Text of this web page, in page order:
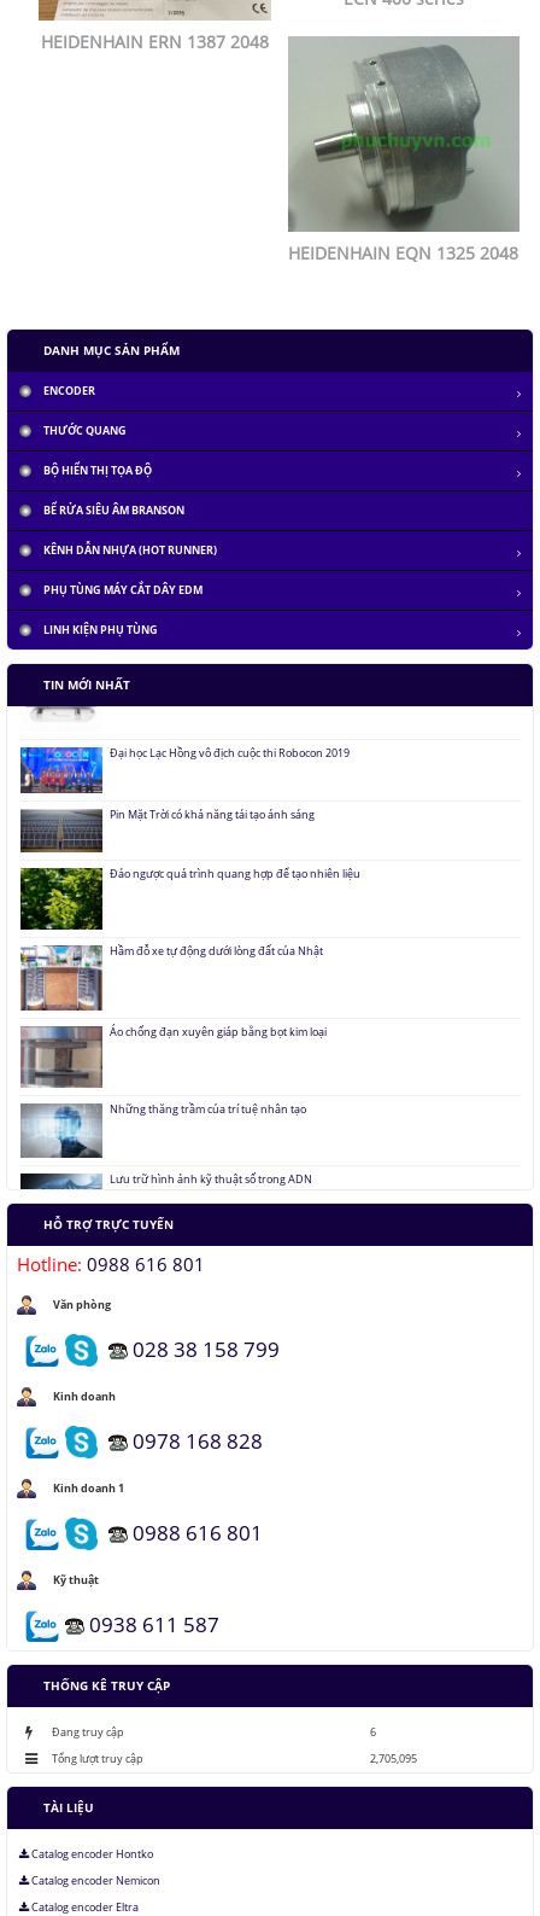
HEIDENHAIN ERN 1387 2048
HEIDENHAIN EQN 1325 2048
DANH MỤC SẢN PHẨM
ENCODER
THƯỚC QUANG
BỘ HIỂN THỊ TỌA ĐỘ
BỂ RỬA SIÊU ÂM BRANSON
KÊNH DẪN NHỰA (HOT RUNNER)
PHỤ TÙNG MÁY CẮT DÂY EDM
LINH KIỆN PHỤ TÙNG
TIN MỚI NHẤT
Tàu siêu tốc chạy liên thành phố tốc độ 1.000 km/h
Đại học Lạc Hồng vô địch cuộc thi Robocon 2019
Đảo ngược quá trình quang hợp để tạo nhiên liệu
Áo chống đạn xuyên giáp bằng bọt kim loại
Những thăng trầm của trí tuệ nhân tạo
Lưu trữ hình ảnh kỹ thuật số trong ADN
HỖ TRỢ TRỰC TUYẾN
Hotline: 0988 616 801
Văn phòng
028 38 158 799
Kinh doanh
0978 168 828
Kinh doanh 1
0988 616 801
Kỹ thuật
0938 611 587
THỐNG KÊ TRUY CẬP
Đang truy cập
6
Tổng lượt truy cập
2,705,095
TÀI LIỆU
Catalog encoder Hontko
Catalog encoder Nemicon
Catalog encoder Eltra